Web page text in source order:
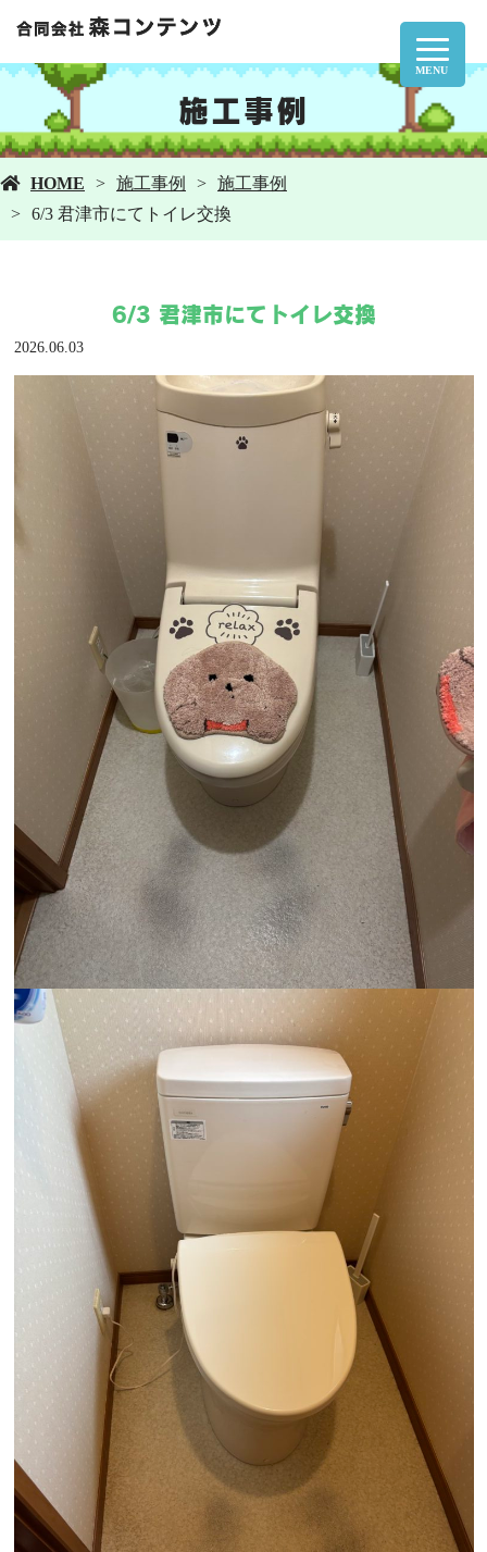
MENU
施工事例
HOME 施工事例
施工事例
6/3 君津市にてトイレ交換
6/3 君津市にてトイレ交換
2026.06.03